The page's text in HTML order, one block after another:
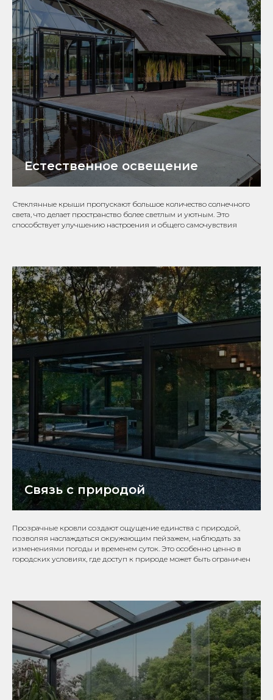
Естественное освещение
Стеклянные крыши пропускают большое количество солнечного
света, что делает пространство более светлым и уютным. Это
способствует улучшению настроения и общего самочувствия
Связь с природой
Прозрачные кровли создают ощущение единства с природой,
позволяя наслаждаться окружающим пейзажем, наблюдать за
изменениями погоды и временем суток. Это особенно ценно в
городских условиях, где доступ к природе может быть ограничен